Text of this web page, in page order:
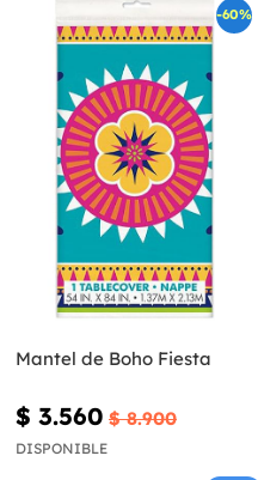
-60%
Mantel de Boho Fiesta
$ 3.560 $ 8.900
DISPONIBLE